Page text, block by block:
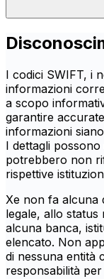
I codici SWIFT, i
informazioni
a scopo
garantire
informazioni
I dettagli
potrebbero non
rispettive
Xe non fa alcuna
legale, allo
alcuna banca,
elencato. Non
di nessuna entità
responsabilità